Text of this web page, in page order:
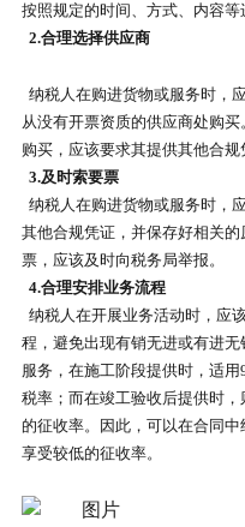
按照规定的时间、方式、内容等
2.合理选择供应商
纳税人在购进货物或服务时，
从没有开票资质的供应商处购
购买，应该要求其提供其他合规
3.及时索要票
纳税人在购进货物或服务时，
其他合规凭证，并保存好相关
票，应该及时向税务局举报。
4.合理安排业务流程
纳税人在开展业务活动时，应
程，避免出现有销无进或有进
服务，在施工阶段提供时，适
税率；而在竣工验收后提供时，
的征收率。因此，可以在合同
享受较低的征收率。